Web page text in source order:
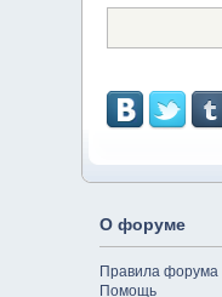
О форуме
Правила форума
Помощь